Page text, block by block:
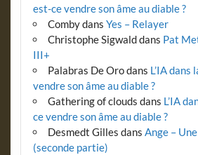
est-ce vendre son âme au diable ?
Combydans Yes – Relayer
Christophe Sigwalddans Pat
III+
Palabras De Orodans L’IA dans
vendre son âme au diable ?
Gathering of clouds dans L’IA
ce vendre son âme au diable ?
Desmedt Gilles dans Ange –
(seconde partie)